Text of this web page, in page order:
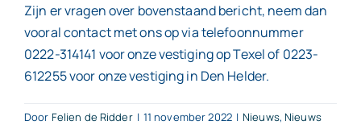
Zijn er vragen over bovenstaand bericht, neem dan
vooral contact met ons op via telefoonnummer
0222-314141 voor onze vestiging op Texel of 0223-
612255 voor onze vestiging in Den Helder.
Door Felien de Ridder | 11 november 2022 | Nieuws,Nieuws